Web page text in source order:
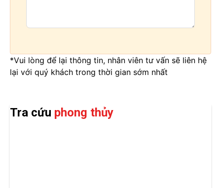
*Vui lòng để lại thông tin, nhân viên tư vấn sẽ liên hệ
lại với quý khách trong thời gian sớm nhất
Tra cứu phong thủy